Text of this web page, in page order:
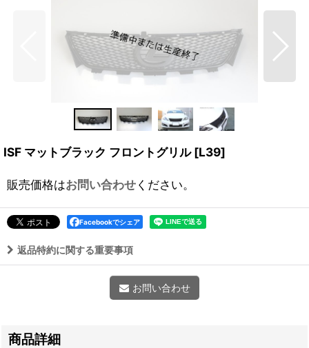
ISF マットブラック フロントグリル [L39]
販売価格はお問い合わせください。
Facebookでシェア
返品特約に関する重要事項
お問い合わせ
商品詳細